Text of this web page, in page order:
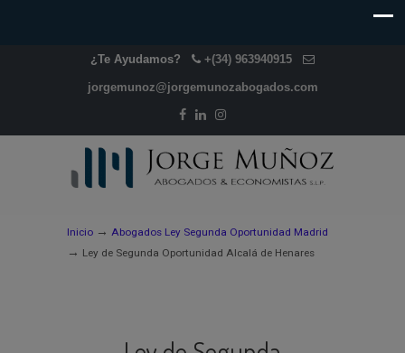
¿Te Ayudamos? +(34) 963940915
jorgemunoz@jorgemunozabogados.com
Inicio → Abogados Ley Segunda Oportunidad Madrid
→ Ley de Segunda Oportunidad Alcalá de Henares